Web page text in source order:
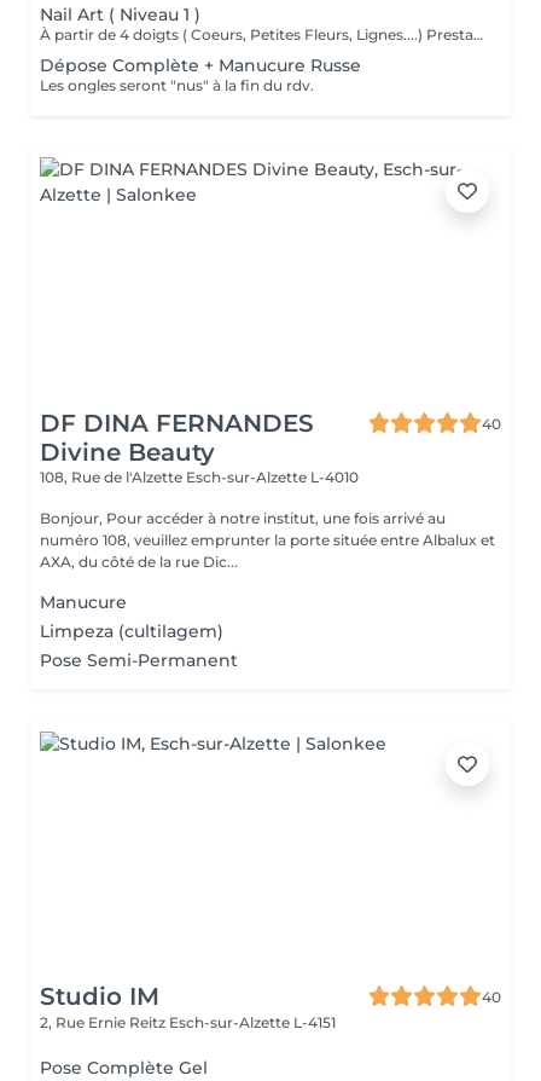
Nail Art ( Niveau 1 )
À partir de 4 doigts ( Coeurs, Petites Fleurs, Lignes....) Prestation offerte si on décors moins de 4 doigts.
Dépose Complète + Manucure Russe
Les ongles seront "nus" à la fin du rdv.
DF DINA FERNANDES
Divine Beauty
40
108, Rue de l'Alzette Esch-sur-Alzette L-4010
Bonjour, Pour accéder à notre institut, une fois arrivé au
numéro 108, veuillez emprunter la porte située entre Albalux et
AXA, du côté de la rue Dic...
Manucure
Limpeza (cultilagem)
Pose Semi-Permanent
Studio IM
40
2, Rue Ernie Reitz Esch-sur-Alzette L-4151
Pose Complète Gel